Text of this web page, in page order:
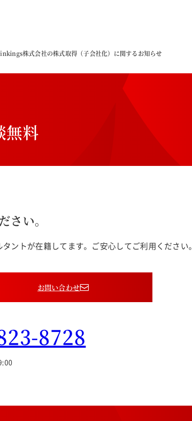
株式会社の株式取得（子会社化）に関するお知らせ
無料
さい。
ントが在籍してます。ご安心してご利用ください。
お問い合わせ
8728